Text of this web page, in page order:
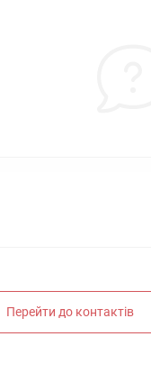
Перейти до контактів